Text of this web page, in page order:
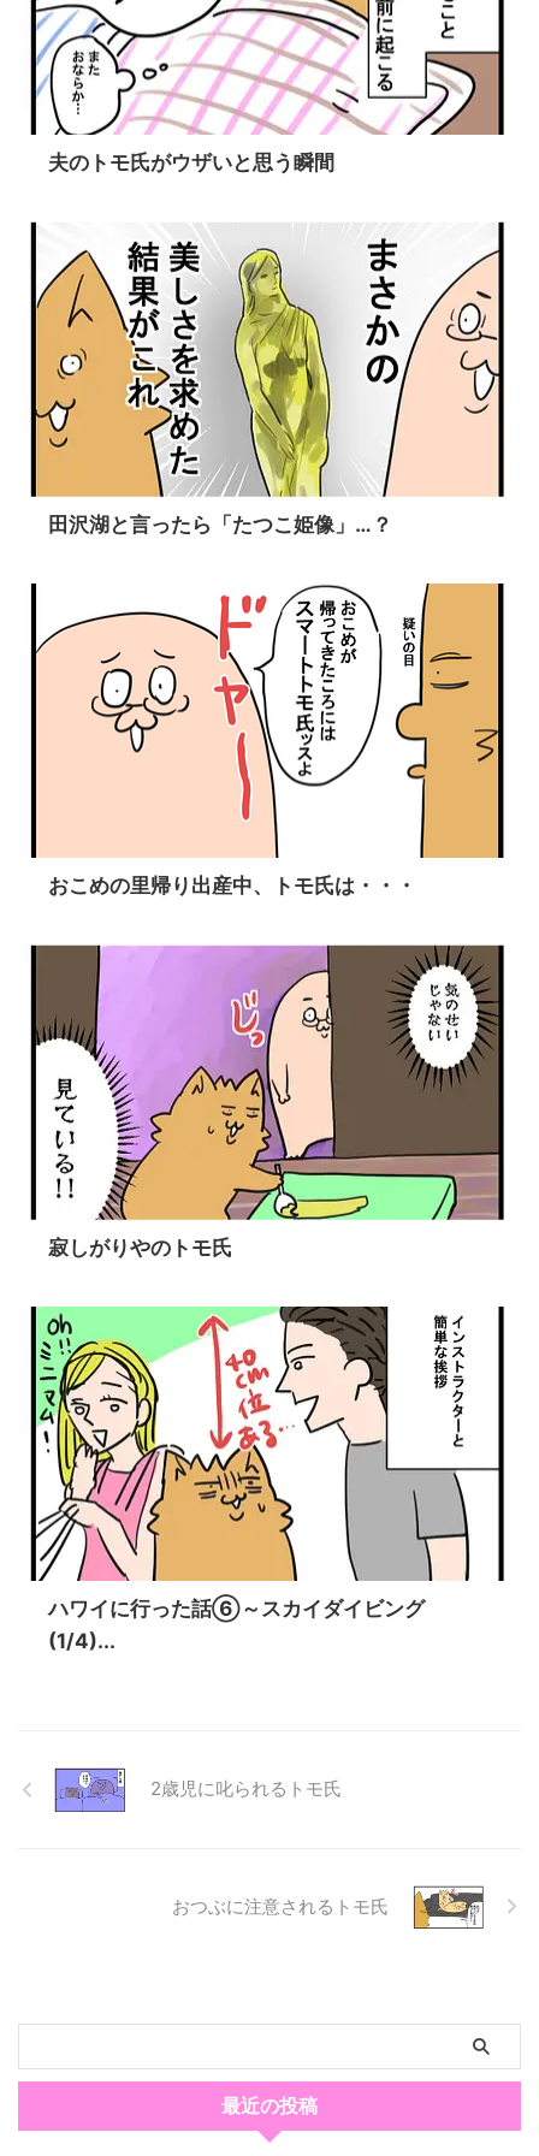
夫のトモ氏がウザいと思う瞬間
田沢湖と言ったら「たつこ姫像」…？
おこめの里帰り出産中、トモ氏は・・・
寂しがりやのトモ氏
ハワイに行った話⑥～スカイダイビング
(1/4)...
2歳児に叱られるトモ氏
おつぶに注意されるトモ氏
最近の投稿